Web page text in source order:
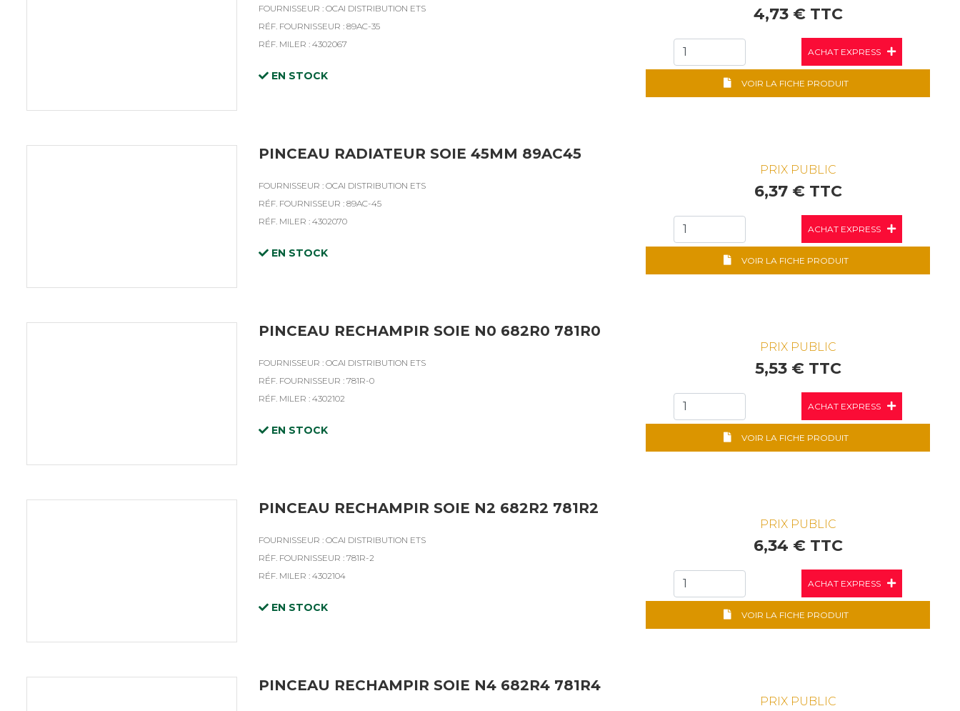
FOURNISSEUR : OCAI DISTRIBUTION ETS
RÉF. FOURNISSEUR : 89AC-35
RÉF. MILER : 4302067
EN STOCK
4,73 € TTC
ACHAT EXPRESS
VOIR LA FICHE PRODUIT
PINCEAU RADIATEUR SOIE 45MM 89AC45
FOURNISSEUR : OCAI DISTRIBUTION ETS
RÉF. FOURNISSEUR : 89AC-45
RÉF. MILER : 4302070
EN STOCK
PRIX PUBLIC
6,37 € TTC
ACHAT EXPRESS
VOIR LA FICHE PRODUIT
PINCEAU RECHAMPIR SOIE N0 682R0 781R0
FOURNISSEUR : OCAI DISTRIBUTION ETS
RÉF. FOURNISSEUR : 781R-0
RÉF. MILER : 4302102
EN STOCK
PRIX PUBLIC
5,53 € TTC
ACHAT EXPRESS
VOIR LA FICHE PRODUIT
PINCEAU RECHAMPIR SOIE N2 682R2 781R2
FOURNISSEUR : OCAI DISTRIBUTION ETS
RÉF. FOURNISSEUR : 781R-2
RÉF. MILER : 4302104
EN STOCK
PRIX PUBLIC
6,34 € TTC
ACHAT EXPRESS
VOIR LA FICHE PRODUIT
PINCEAU RECHAMPIR SOIE N4 682R4 781R4
PRIX PUBLIC